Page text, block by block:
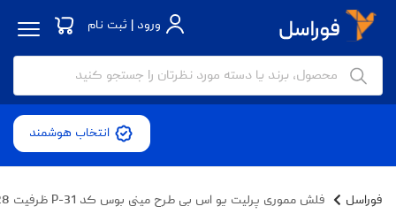
ورود | ثبت نام
انتخاب هوشمند
فوراسل فلش مموری پرلیت یو اس بی طرح مینی بوس کد P-31 ظرفیت 128 گیگابایت